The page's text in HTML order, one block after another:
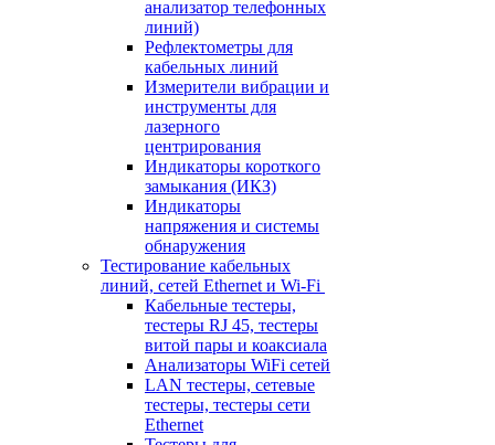
анализатор телефонных
линий)
Рефлектометры для
кабельных линий
Измерители вибрации и
инструменты для
лазерного
центрирования
Индикаторы короткого
замыкания (ИКЗ)
Индикаторы
напряжения и системы
обнаружения
Тестирование кабельных
линий, сетей Ethernet и Wi-Fi
Кабельные тестеры,
тестеры RJ 45, тестеры
витой пары и коаксиала
Анализаторы WiFi сетей
LAN тестеры, сетевые
тестеры, тестеры сети
Ethernet